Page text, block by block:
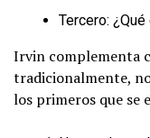
Tercero:
Irvin complementa
tradicionalmente,
los primeros que se